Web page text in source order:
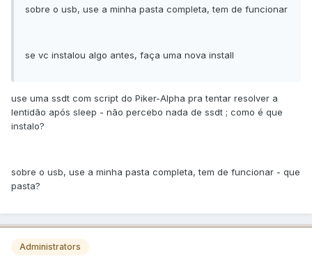
sobre o usb, use a minha pasta completa, tem de funcionar
se vc instalou algo antes, faça uma nova install
use uma ssdt com script do Piker-Alpha pra tentar resolver a
lentidão após sleep - não percebo nada de ssdt ; como é que
instalo?
sobre o usb, use a minha pasta completa, tem de funcionar - que
pasta?
Administrators